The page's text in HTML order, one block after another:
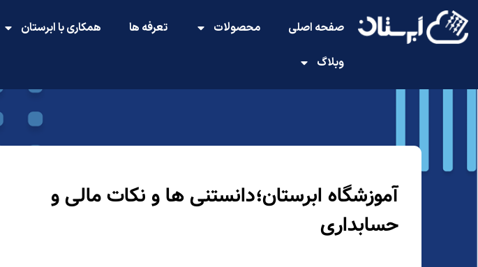
صفحه اصلی محصولات تعرفه ها همکاری با ابرستان
وبلاگ
آموزشگاه ابرستان؛دانستنی ها و نکات مالی و
حسابداری